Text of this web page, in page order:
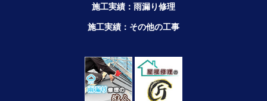
施工実績：雨漏り修理
施工実績：その他の工事